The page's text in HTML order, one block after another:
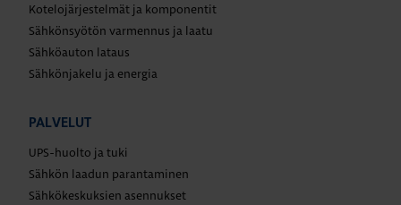
Kotelojärjestelmät ja komponentit
Sähkönsyötön varmennus ja laatu
Sähköauton lataus
Sähkönjakelu ja energia
PALVELUT
UPS-huolto ja tuki
Sähkön laadun parantaminen
Sähkökeskuksien asennukset